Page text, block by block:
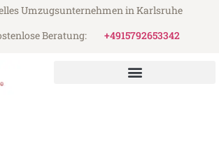
Umzugsunternehmen in Karlsruhe
Beratung:
+4915792653342